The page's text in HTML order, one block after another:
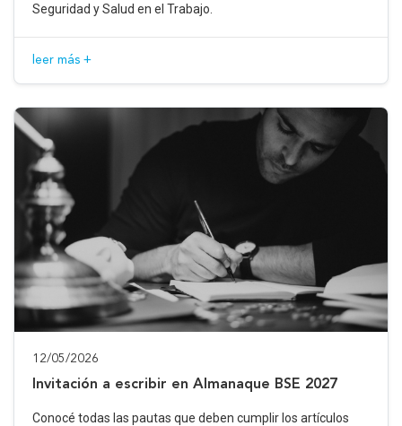
Seguridad y Salud en el Trabajo.
leer más +
12/05/2026
Invitación a escribir en Almanaque BSE 2027
Conocé todas las pautas que deben cumplir los artículos